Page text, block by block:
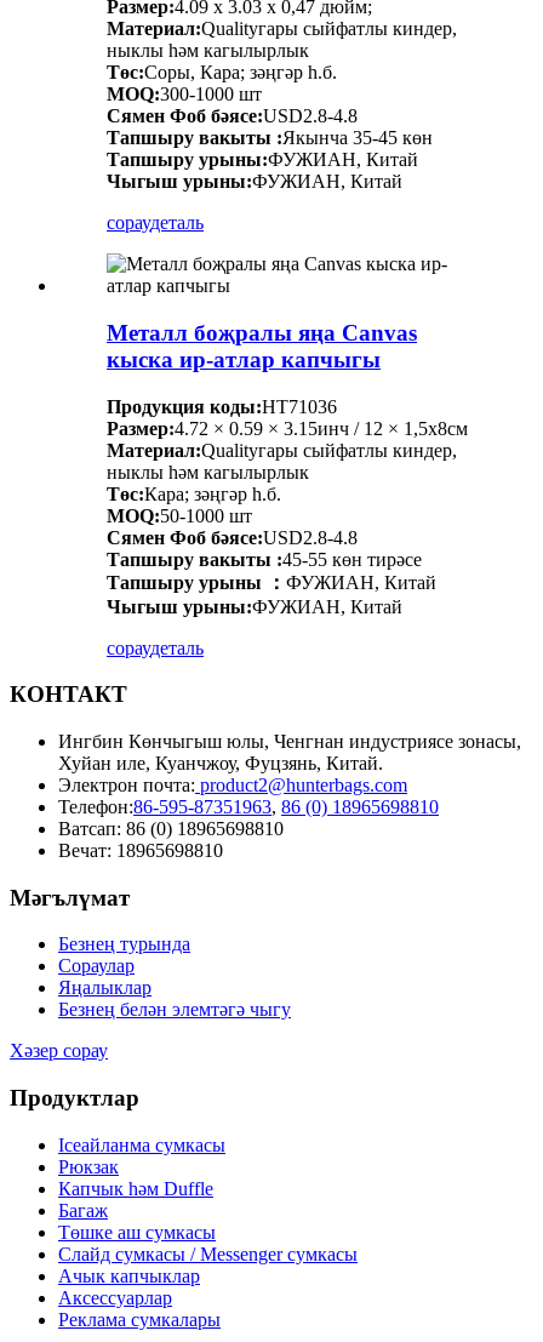
Размер:4.09 х 3.03 х 0,47 дюйм;
Материал:Qualityгары сыйфатлы киндер,
ныклы һәм кагылырлык
Төс:Соры, Кара; зәңгәр һ.б.
MOQ:300-1000 шт
Сямен Фоб бәясе:USD2.8-4.8
Тапшыру вакыты :Якынча 35-45 көн
Тапшыру урыны:ФУЖИАН, Китай
Чыгыш урыны:ФУЖИАН, Китай
сораудеталь
Металл боҗралы яңа Canvas
кыска ир-атлар капчыгы
Продукция коды:HT71036
Размер:4.72 × 0.59 × 3.15инч / 12 × 1,5х8см
Материал:Qualityгары сыйфатлы киндер,
ныклы һәм кагылырлык
Төс:Кара; зәңгәр һ.б.
MOQ:50-1000 шт
Сямен Фоб бәясе:USD2.8-4.8
Тапшыру вакыты :45-55 көн тирәсе
Тапшыру урыны ： ФУЖИАН, Китай
Чыгыш урыны:ФУЖИАН, Китай
сораудеталь
КОНТАКТ
Ингбин Көнчыгыш юлы, Ченгнан индустриясе зонасы,
Хуйан иле, Куанчжоу, Фуцзянь, Китай.
Электрон почта: product2@hunterbags.com
Телефон:86-595-87351963, 86 (0) 18965698810
Ватсап: 86 (0) 18965698810
Вечат: 18965698810
Мәгълүмат
Безнең турында
Сораулар
Яңалыклар
Безнең белән элемтәгә чыгу
Хәзер сорау
Продуктлар
Iceайланма сумкасы
Рюкзак
Капчык һәм Duffle
Багаж
Төшке аш сумкасы
Слайд сумкасы / Messenger сумкасы
Ачык капчыклар
Аксессуарлар
Реклама сумкалары